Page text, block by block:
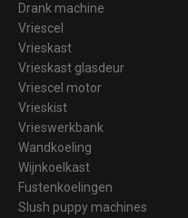
Drank machine
Vriescel
Vrieskast
Vrieskast glasdeur
Vriescel motor
Vrieskist
Vrieswerkbank
Wandkoeling
Wijnkoelkast
Fustenkoelingen
Slush puppy machines